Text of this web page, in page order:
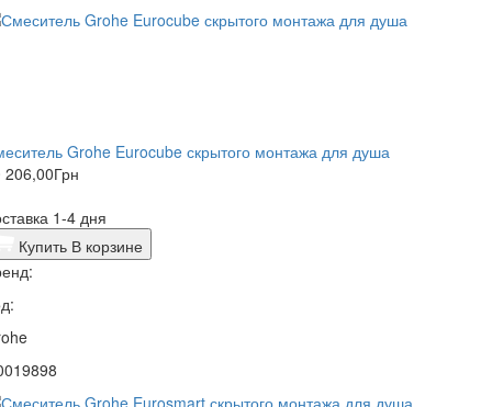
Grohe Eurocube скрытого монтажа для душа
206,00Грн
1-4 дня
Купить В корзине